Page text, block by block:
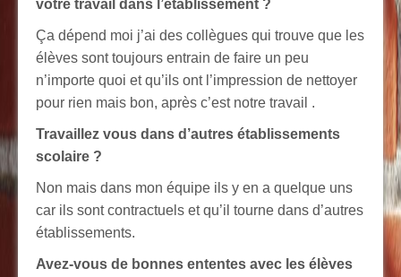
votre travail dans l’établissement ?
Ça dépend moi j’ai des collègues qui trouve que les
élèves sont toujours entrain de faire un peu
n’importe quoi et qu’ils ont l’impression de nettoyer
pour rien mais bon, après c’est notre travail .
Travaillez vous dans d’autres établissements
scolaire ?
Non mais dans mon équipe ils y en a quelque uns
car ils sont contractuels et qu’il tourne dans d’autres
établissements.
Avez-vous de bonnes ententes avec les élèves